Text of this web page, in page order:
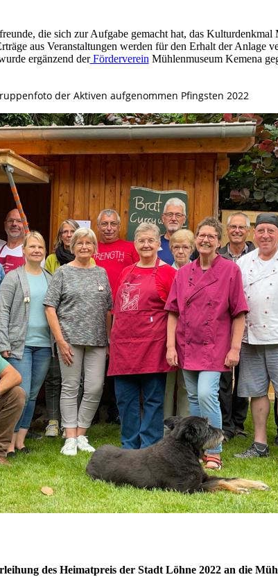
die sich zur Aufgabe gemacht hat, das
aus Veranstaltungen werden für den Erhalt der Anlage
ergänzend derFörderverein Mühlenmuseum Kemena
der Aktiven aufgenommen Pfingsten 2022
des Heimatpreis der Stadt Löhne 2022 an die